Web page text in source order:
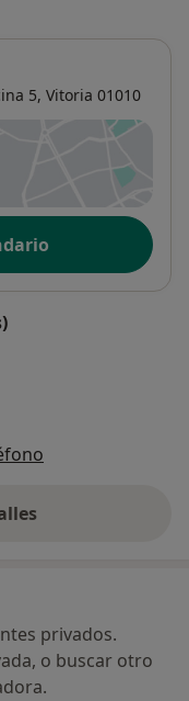
5, Vitoria 01010
en una nueva
dirección
privados.
o buscar otro